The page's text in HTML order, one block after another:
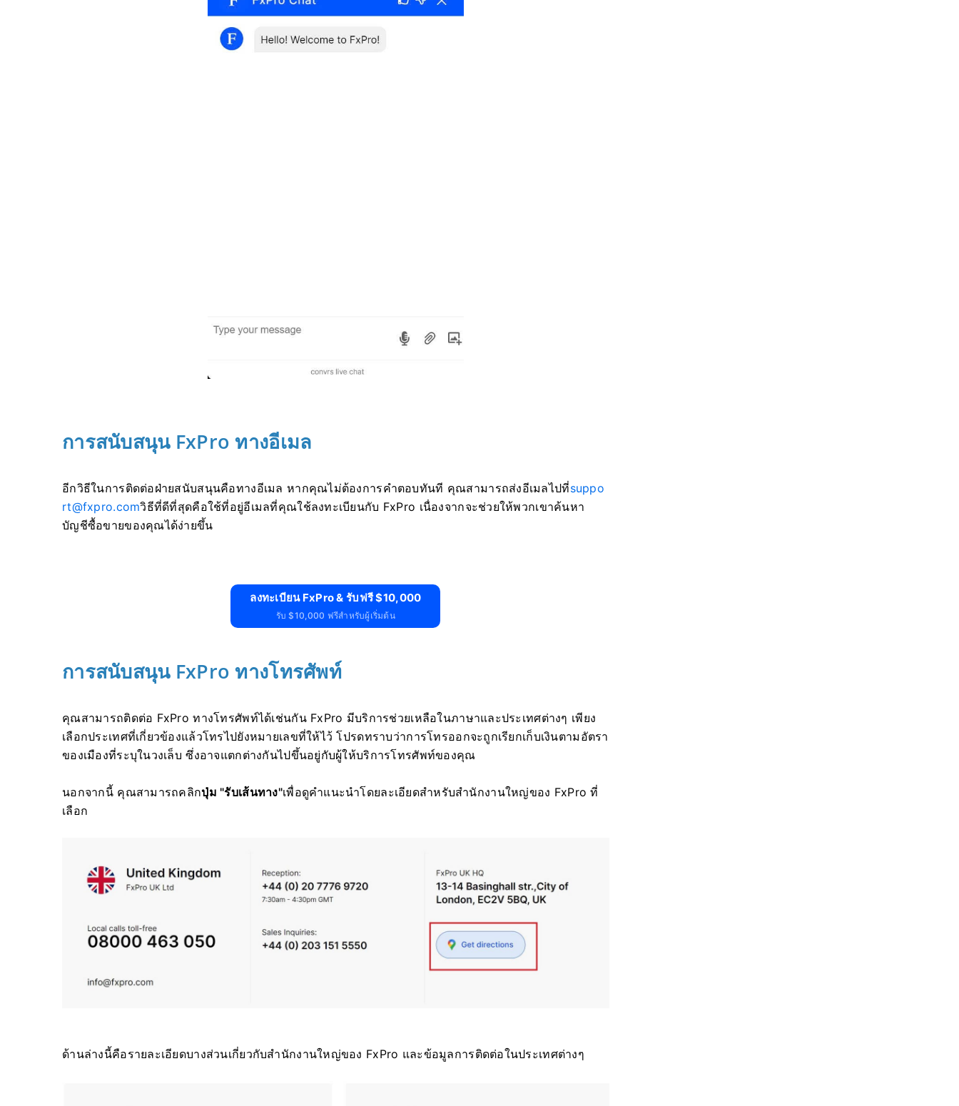
การสนับสนุน FxPro ทางอีเมล
อีกวิธีในการติดต่อฝ่ายสนับสนุนคือทางอีเมล หากคุณไม่ต้องการคำตอบทันที คุณสามารถส่งอีเมลไปที่suppo
rt@fxpro.comวิธีที่ดีที่สุดคือใช้ที่อยู่อีเมลที่คุณใช้ลงทะเบียนกับ FxPro เนื่องจากจะช่วยให้พวกเขาค้นหา
บัญชีซื้อขายของคุณได้ง่ายขึ้น
ลงทะเบียน FxPro & รับฟรี $10,000
รับ $10,000 ฟรีสำหรับผู้เริ่มต้น
การสนับสนุน FxPro ทางโทรศัพท์
คุณสามารถติดต่อ FxPro ทางโทรศัพท์ได้เช่นกัน FxPro มีบริการช่วยเหลือในภาษาและประเทศต่างๆ เพียง
เลือกประเทศที่เกี่ยวข้องแล้วโทรไปยังหมายเลขที่ให้ไว้ โปรดทราบว่าการโทรออกจะถูกเรียกเก็บเงินตามอัตรา
ของเมืองที่ระบุในวงเล็บ ซึ่งอาจแตกต่างกันไปขึ้นอยู่กับผู้ให้บริการโทรศัพท์ของคุณ
นอกจากนี้ คุณสามารถคลิกปุ่ม "รับเส้นทาง"เพื่อดูคำแนะนำโดยละเอียดสำหรับสำนักงานใหญ่ของ FxPro ที่
เลือก
ด้านล่างนี้คือรายละเอียดบางส่วนเกี่ยวกับสำนักงานใหญ่ของ FxPro และข้อมูลการติดต่อในประเทศต่างๆ